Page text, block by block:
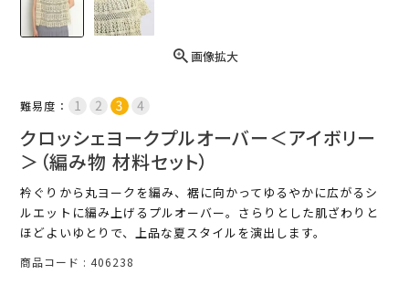
画像拡大
難易度：
クロッシェヨークプルオーバー＜アイボリー
＞（編み物 材料セット）
衿ぐりから丸ヨークを編み、裾に向かってゆるやかに広がるシ
ルエットに編み上げるプルオーバー。さらりとした肌ざわりと
ほどよいゆとりで、上品な夏スタイルを演出します。
商品コード 406238